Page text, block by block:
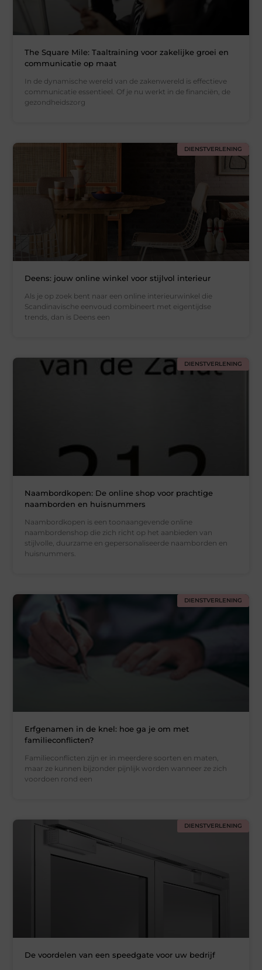
The Square Mile: Taaltraining voor zakelijke groei en
communicatie op maat
In de dynamische wereld van de zakenwereld is effectieve
communicatie essentieel. Of je nu werkt in de financiën, de
gezondheidszorg
DIENSTVERLENING
Deens: jouw online winkel voor stijlvol interieur
Als je op zoek bent naar een online interieurwinkel die
Scandinavische eenvoud combineert met eigentijdse
trends, dan is Deens een
DIENSTVERLENING
Naambordkopen: De online shop voor prachtige
naamborden en huisnummers
Naambordkopen is een toonaangevende online
naambordenshop die zich richt op het aanbieden van
stijlvolle, duurzame en gepersonaliseerde naamborden en
huisnummers.
DIENSTVERLENING
Erfgenamen in de knel: hoe ga je om met
familieconflicten?
Familieconflicten zijn er in meerdere soorten en maten,
maar ze kunnen bijzonder pijnlijk worden wanneer ze zich
voordoen rond een
DIENSTVERLENING
De voordelen van een speedgate voor uw bedrijf